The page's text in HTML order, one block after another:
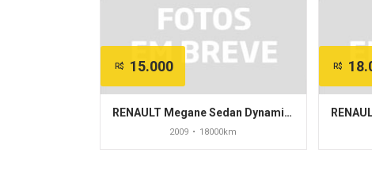
R$ 15.000
RENAULT Megane Sedan Dynamique Hi-Flex 1.6 16V
2009 • 18000km
R$